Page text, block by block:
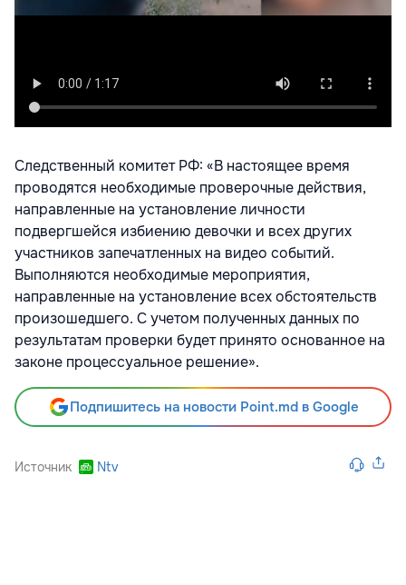
Следственный комитет РФ: «В настоящее время
проводятся необходимые проверочные действия,
направленные на установление личности
подвергшейся избиению девочки и всех других
участников запечатленных на видео событий.
Выполняются необходимые мероприятия,
направленные на установление всех обстоятельств
произошедшего. С учетом полученных данных по
результатам проверки будет принято основанное на
законе процессуальное решение».
Подпишитесь на новости Point.md в Google
Источник Ntv